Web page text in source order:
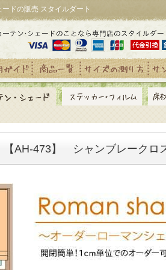
ドの販売 スタイルダート
AH-473】 シャンブレークロ